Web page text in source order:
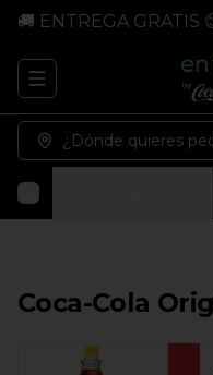
🚚 ENTREGA GRATIS
Abrir menu de
¿Dónde quieres
Coca-Cola